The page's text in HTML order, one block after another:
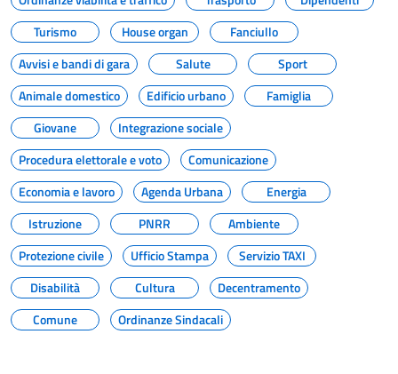
Turismo
House organ
Fanciullo
Avvisi e bandi di gara
Salute
Sport
Animale domestico
Edificio urbano
Famiglia
Giovane
Integrazione sociale
Procedura elettorale e voto
Comunicazione
Economia e lavoro
Agenda Urbana
Energia
Istruzione
PNRR
Ambiente
Protezione civile
Ufficio Stampa
Servizio TAXI
Disabilità
Cultura
Decentramento
Comune
Ordinanze Sindacali